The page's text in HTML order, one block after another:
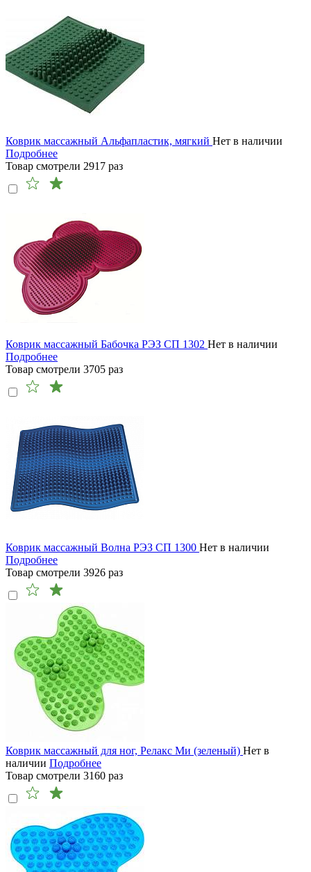
Коврик массажный Альфапластик, мягкий Нет в наличии
Подробнее
Товар смотрели 2917 раз
Коврик массажный Бабочка РЭЗ СП 1302 Нет в наличии
Подробнее
Товар смотрели 3705 раз
Коврик массажный Волна РЭЗ СП 1300 Нет в наличии
Подробнее
Товар смотрели 3926 раз
Коврик массажный для ног, Релакс Ми (зеленый) Нет в
наличии Подробнее
Товар смотрели 3160 раз